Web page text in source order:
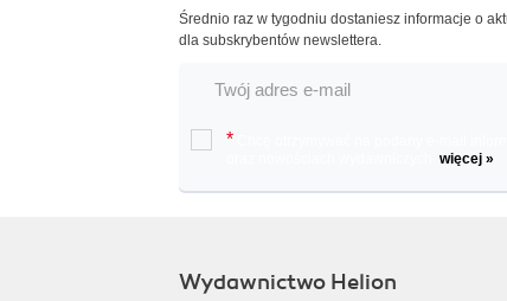
Średnio raz w tygodniu dostaniesz informacje o
dla subskrybentów newslettera.
*
więcej »
Wydawnictwo Helion